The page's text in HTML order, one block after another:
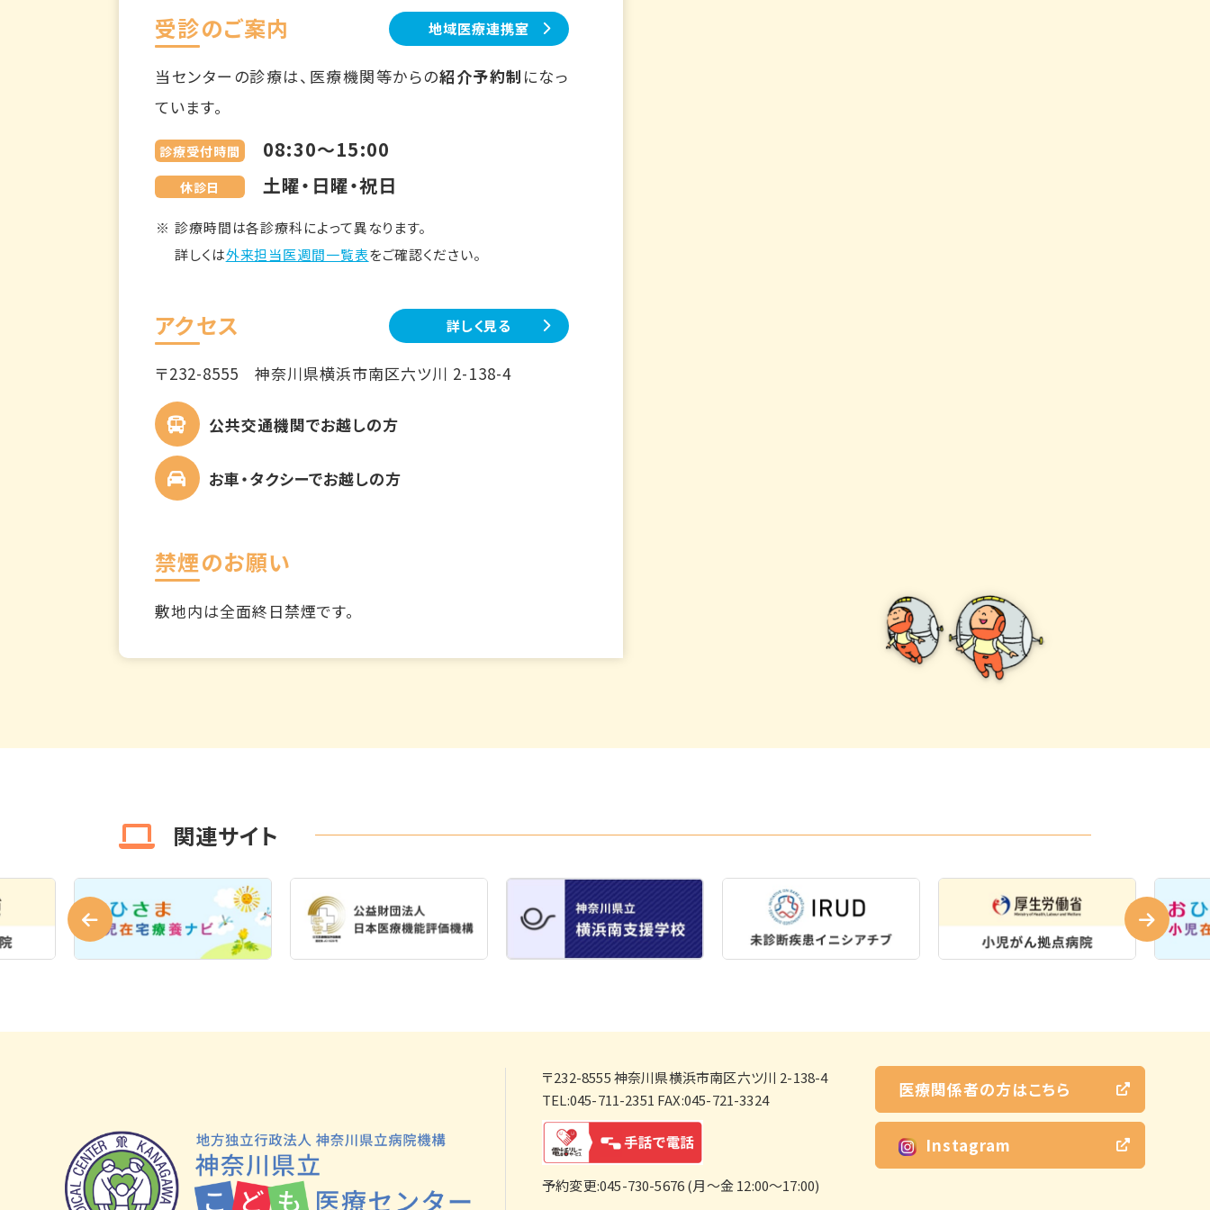
受診のご案内 地域医療連携室
当センターの診療は、医療機関等からの紹介予約制 になっ
ています。
診療受付時間 08:30～15:00
休診日 土曜・日曜・祝日
診療時間は各診療科によって異なります。
詳しくは外来担当医週間一覧表をご確認ください。
アクセス 詳しく見る
〒232-8555神奈川県横浜市南区六ツ川 2-138-4
公共交通機関でお越しの方
お車・タクシーでお越しの方
禁煙のお願い
敷地内は全面終日禁煙です。
関連サイト
〒232-8555神奈川県横浜市南区六ツ川 2-138-4
TEL:045-711-2351 FAX:045-721-3324
予約変更:045-730-5676 (月～金 12:00～17:00)
医療関係者の方はこちら
Instagram